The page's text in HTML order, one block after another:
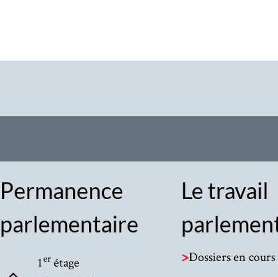
Permanence
parlementaire
1er étage
Le travail
>Dossiers en cours